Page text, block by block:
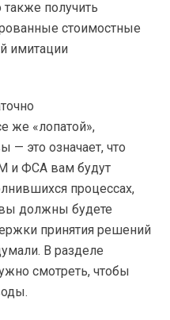
получить
стоимостные
имитации
же «лопатой»,
— это означает, что
и ФСА вам будут
процессах,
должны будете
принятия решений
В разделе
смотреть, чтобы